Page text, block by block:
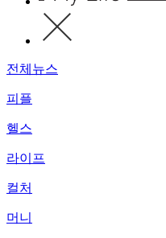
전체뉴스
피플
헬스
라이프
컬처
머니